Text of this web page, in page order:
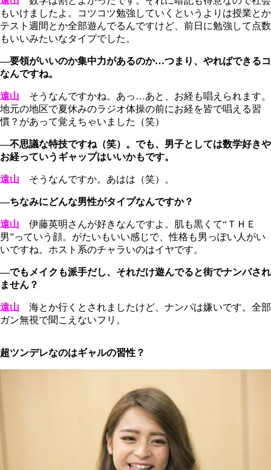
もいけましたよ。コツコツ勉強していくというよりは授業とか
テスト週間とか全部遊んでるんですけど、前日に勉強して点数
もいいみたいなタイプでした。
―要領がいいのか集中力があるのか…つまり、やればできるコ
なんですね。
遠山 そうなんですかね。あっ…あと、お経も唱えられます。
地元の地区で夏休みのラジオ体操の前にお経を皆で唱える習
慣？があって覚えちゃいました（笑）
―不思議な特技ですね（笑）。でも、男子としては数学好きや
お経っていうギャップはいいかもです。
遠山 そうなんですか。あはは（笑）。
―ちなみにどんな男性がタイプなんですか？
遠山 伊藤英明さんが好きなんですよ。肌も黒くて“ＴＨＥ
男”っていう顔。がたいもいい感じで、性格も男っぽい人がい
いですね。ホスト系のチャラいのはイヤです。
―でもメイクも派手だし、それだけ遊んでると街でナンパされ
ません？
遠山 海とか行くとされましたけど、ナンパは嫌いです。全部
ガン無視で聞こえないフリ。
超ツンデレなのはギャルの習性？